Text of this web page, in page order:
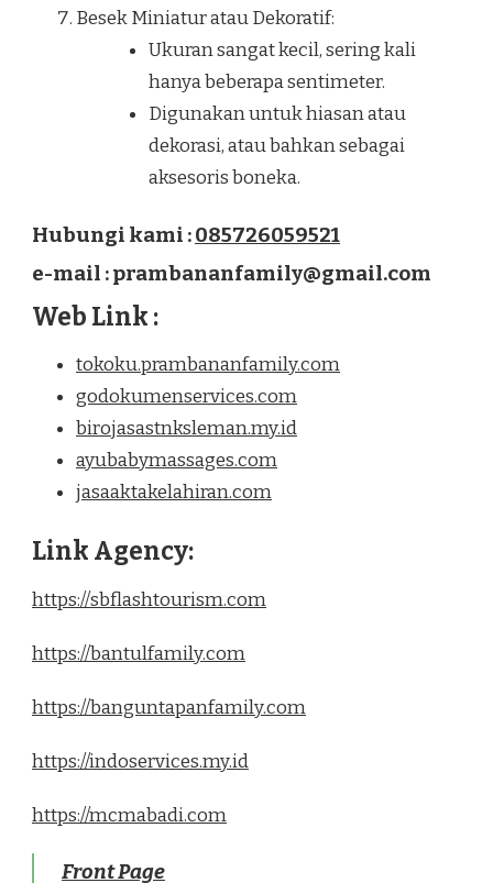
Besek Miniatur atau Dekoratif:
Ukuran sangat kecil, sering kali
hanya beberapa sentimeter.
Digunakan untuk hiasan atau
dekorasi, atau bahkan sebagai
aksesoris boneka.
Hubungi kami :085726059521
e-mail : prambananfamily@gmail.com
Web Link :
tokoku.prambananfamily.com
godokumenservices.com
birojasastnksleman.my.id
ayubabymassages.com
jasaaktakelahiran.com
Link Agency:
https://sbflashtourism.com
https://bantulfamily.com
https://banguntapanfamily.com
https://indoservices.my.id
https://mcmabadi.com
Front Page